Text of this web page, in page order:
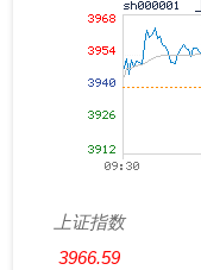
上证指数
3966.59